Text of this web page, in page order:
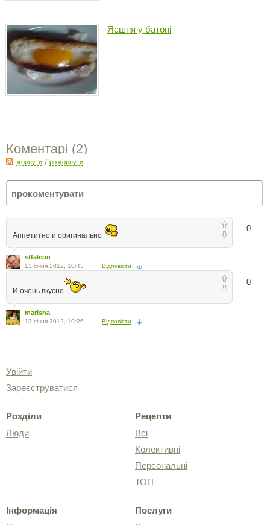
Яєшня у батоні
Коментарі (2)
згорнути / розгорнути
0
Аппетитно и оригинально
stfalcon
13 січня 2012, 10:43 Відповісти
0
И очень вкусно
marisha
13 січня 2012, 19:26 Відповісти
Увійти
Зареєструватися
Розділи
Люди
Рецепти
Всі
Колективні
Персональні
ТОП
Інформація
Послуги